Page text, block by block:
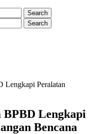
Lengkapi Peralatan
BPBD Lengkapi
Bencana